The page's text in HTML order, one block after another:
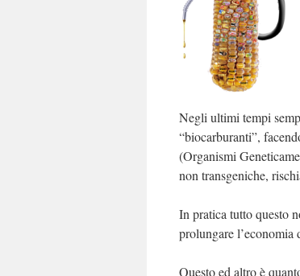
Negli ultimi tempi
“biocarburanti”,
(Organismi
non transgeniche,
In pratica tutto questo
prolungare l’economia
Questo ed altro è